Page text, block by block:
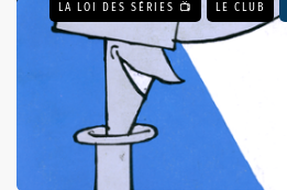
LA LOI DES SÉRIES 📺 LE CLUB